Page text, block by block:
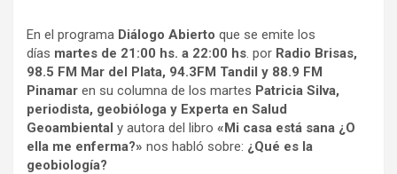
En el programa Diálogo Abierto que se emite los
días martes de 21:00 hs. a 22:00 hs. por Radio Brisas,
98.5 FM Mar del Plata, 94.3FM Tandil y 88.9 FM
Pinamar en su columna de los martes Patricia Silva,
periodista, geobióloga y Experta en Salud
Geoambiental y autora del libro «Mi casa está sana ¿O
ella me enferma?» nos habló sobre: ¿Qué es la
geobiología?